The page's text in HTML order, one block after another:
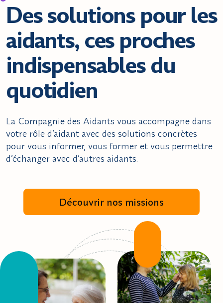
Des solutions pour les
aidants, ces proches
indispensables du
quotidien
La Compagnie des Aidants vous accompagne dans
votre rôle d’aidant avec des solutions concrètes
pour vous informer, vous former et vous permettre
d’échanger avec d’autres aidants.
Découvrir nos missions